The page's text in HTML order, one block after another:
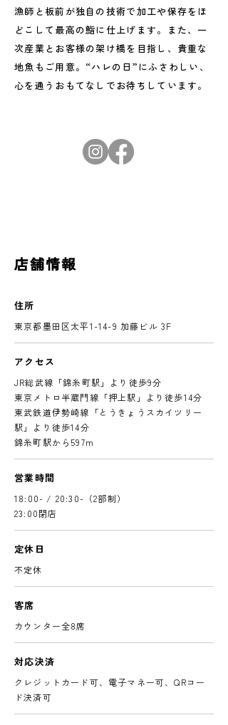
漁師と板前が独自の技術で加工や保存をほ
どこして最高の鮨に仕上げます。また、一
次産業とお客様の架け橋を目指し、貴重な
地魚もご用意。“ハレの日”にふさわしい、
心を通うおもてなしでお待ちしています。
店舗情報
住所
東京都墨田区太平1-14-9 加藤ビル 3F
アクセス
JR総武線「錦糸町駅」より徒歩9分
東京メトロ半蔵門線「押上駅」より徒歩14分
東武鉄道伊勢崎線「とうきょうスカイツリー
駅」より徒歩14分
錦糸町駅から597m
営業時間
18:00- / 20:30-（2部制）
23:00閉店
定休日
不定休
客席
カウンター全8席
対応決済
クレジットカード可、電子マネー可、QRコー
ド決済可